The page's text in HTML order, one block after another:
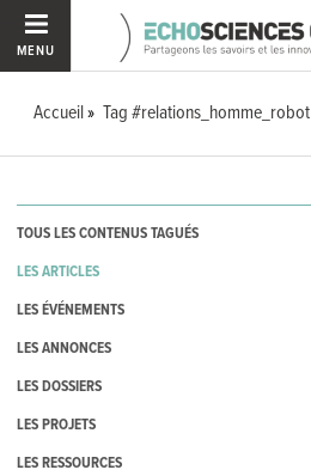
MENU
Accueil Tag #relations_homme_robot
TOUS LES CONTENUS TAGUÉS
LES ARTICLES
LES ÉVÉNEMENTS
LES ANNONCES
LES DOSSIERS
LES PROJETS
LES RESSOURCES